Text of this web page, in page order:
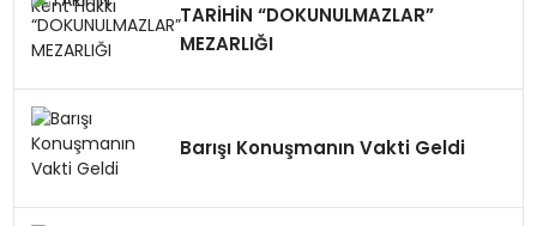
TARİHİN “DOKUNULMAZLAR”
MEZARLIĞI
Barışı Konuşmanın Vakti Geldi